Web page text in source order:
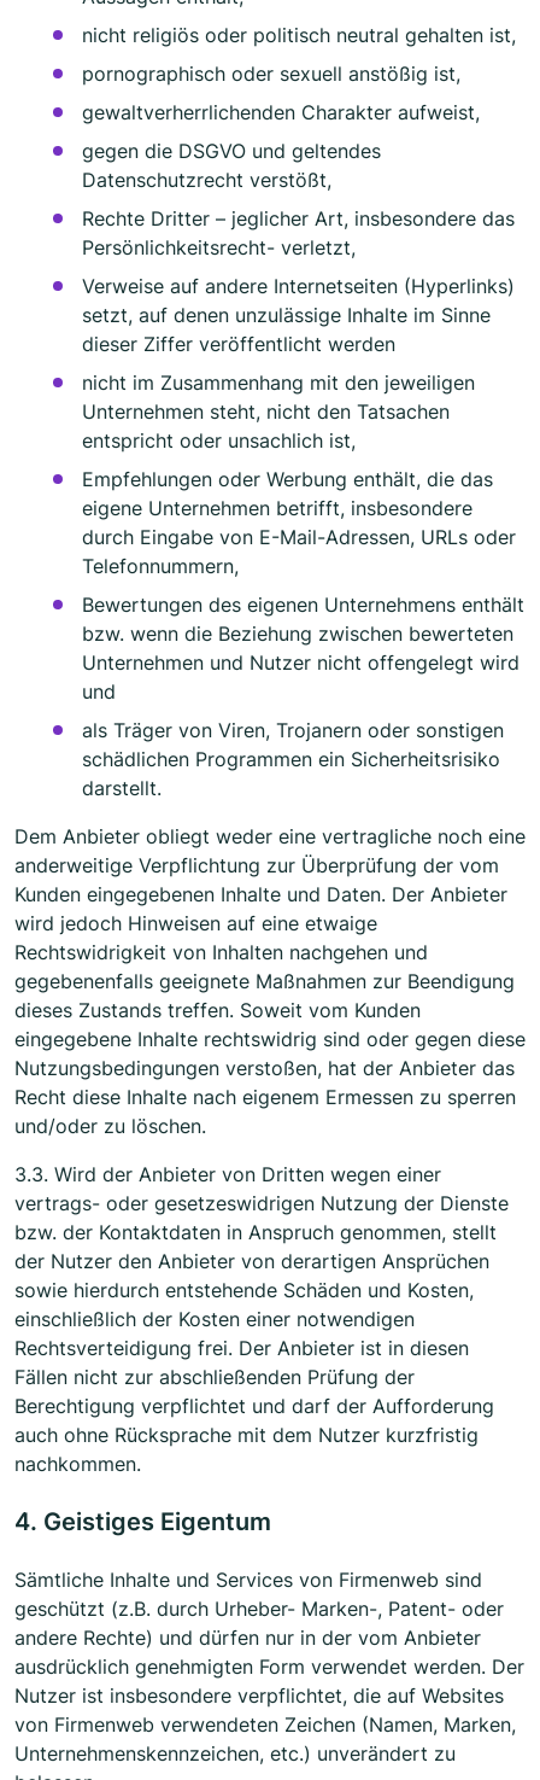
nicht religiös oder politisch neutral gehalten ist,
pornographisch oder sexuell anstößig ist,
gewaltverherrlichenden Charakter aufweist,
gegen die DSGVO und geltendes
Datenschutzrecht verstößt,
Rechte Dritter – jeglicher Art, insbesondere das
Persönlichkeitsrecht- verletzt,
Verweise auf andere Internetseiten (Hyperlinks)
setzt, auf denen unzulässige Inhalte im Sinne
dieser Ziffer veröffentlicht werden
nicht im Zusammenhang mit den jeweiligen
Unternehmen steht, nicht den Tatsachen
entspricht oder unsachlich ist,
Empfehlungen oder Werbung enthält, die das
eigene Unternehmen betrifft, insbesondere
durch Eingabe von E-Mail-Adressen, URLs oder
Telefonnummern,
Bewertungen des eigenen Unternehmens enthält
bzw. wenn die Beziehung zwischen bewerteten
Unternehmen und Nutzer nicht offengelegt wird
und
als Träger von Viren, Trojanern oder sonstigen
schädlichen Programmen ein Sicherheitsrisiko
darstellt.
Dem Anbieter obliegt weder eine vertragliche noch eine
anderweitige Verpflichtung zur Überprüfung der vom
Kunden eingegebenen Inhalte und Daten. Der Anbieter
wird jedoch Hinweisen auf eine etwaige
Rechtswidrigkeit von Inhalten nachgehen und
gegebenenfalls geeignete Maßnahmen zur Beendigung
dieses Zustands treffen. Soweit vom Kunden
eingegebene Inhalte rechtswidrig sind oder gegen diese
Nutzungsbedingungen verstoßen, hat der Anbieter das
Recht diese Inhalte nach eigenem Ermessen zu sperren
und/oder zu löschen.
3.3. Wird der Anbieter von Dritten wegen einer
vertrags- oder gesetzeswidrigen Nutzung der Dienste
bzw. der Kontaktdaten in Anspruch genommen, stellt
der Nutzer den Anbieter von derartigen Ansprüchen
sowie hierdurch entstehende Schäden und Kosten,
einschließlich der Kosten einer notwendigen
Rechtsverteidigung frei. Der Anbieter ist in diesen
Fällen nicht zur abschließenden Prüfung der
Berechtigung verpflichtet und darf der Aufforderung
auch ohne Rücksprache mit dem Nutzer kurzfristig
nachkommen.
4. Geistiges Eigentum
Sämtliche Inhalte und Services von Firmenweb sind
geschützt (z.B. durch Urheber- Marken-, Patent- oder
andere Rechte) und dürfen nur in der vom Anbieter
ausdrücklich genehmigten Form verwendet werden. Der
Nutzer ist insbesondere verpflichtet, die auf Websites
von Firmenweb verwendeten Zeichen (Namen, Marken,
Unternehmenskennzeichen, etc.) unverändert zu